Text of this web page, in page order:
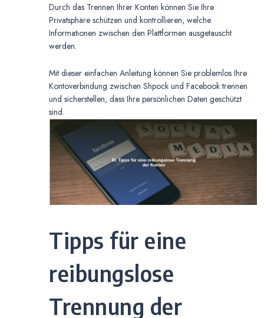
Durch das Trennen Ihrer Konten können Sie Ihre
Privatsphäre schützen und kontrollieren, welche
Informationen zwischen den Plattformen ausgetauscht
werden.
Mit dieser einfachen Anleitung können Sie problemlos Ihre
Kontoverbindung zwischen Shpock und Facebook trennen
und sicherstellen, dass Ihre persönlichen Daten geschützt
sind.
Tipps für eine
reibungslose
Trennung der